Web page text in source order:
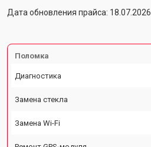
Дата обновления прайса: 18.07.2026
Поломка
Диагностика
Замена стекла
Замена Wi-Fi